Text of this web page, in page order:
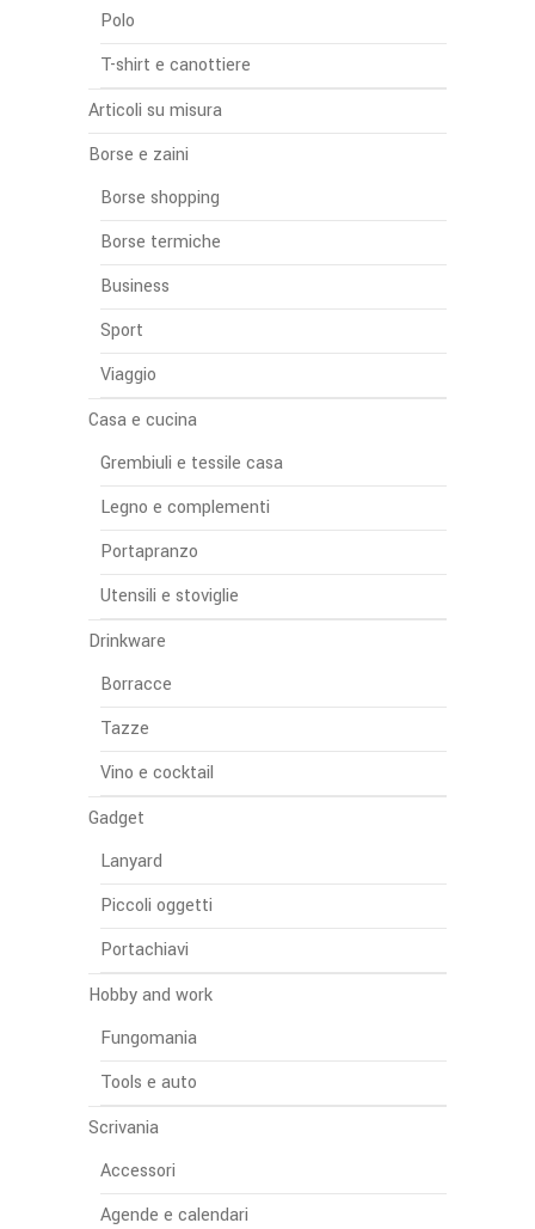
Polo
T-shirt e canottiere
Articoli su misura
Borse e zaini
Borse shopping
Borse termiche
Business
Sport
Viaggio
Casa e cucina
Grembiuli e tessile casa
Legno e complementi
Portapranzo
Utensili e stoviglie
Drinkware
Borracce
Tazze
Vino e cocktail
Gadget
Lanyard
Piccoli oggetti
Portachiavi
Hobby and work
Fungomania
Tools e auto
Scrivania
Accessori
Agende e calendari